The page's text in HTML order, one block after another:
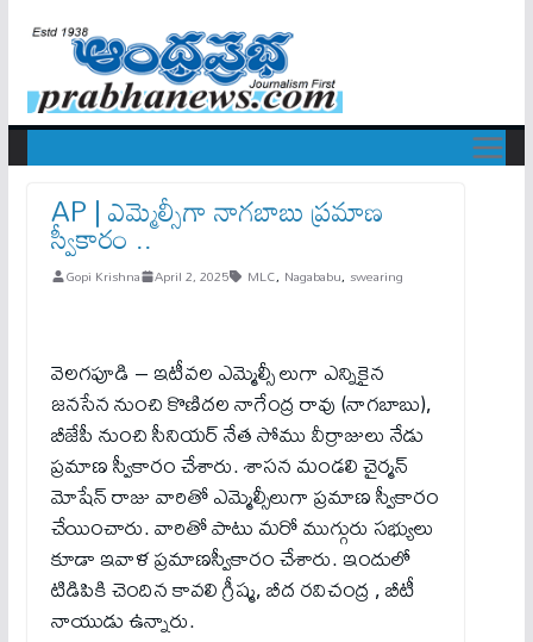
AP | ఎమ్మెల్సీగా నాగ‌బాబు ప్ర‌మాణ
స్వీకారం ..
Gopi Krishna April 2, 2025 MLC, Nagababu, swearing
వెల‌గ‌పూడి – ఇటీవ‌ల ఎమ్మెల్సీ లుగా ఎన్నికైన
జనసేన నుంచి కొణిదల నాగేంద్ర రావు (నాగబాబు),
బీజేపీ నుంచి సీనియర్ నేత సోము వీర్రాజులు నేడు
ప్ర‌మాణ స్వీకారం చేశారు. శాసన మండలి చైర్మన్
మోషేన్ రాజు వారితో ఎమ్మెల్సీలుగా ప్రమాణ స్వీకారం
చేయించారు. వారితో పాటు మరో ముగ్గురు సభ్యులు
కూడా ఇవాళ ప్రమాణస్వీకారం చేశారు. ఇందులో
టిడిపికి చెందిన కావలి గ్రీష్మ, బీద రవిచంద్ర , బీటీ
నాయుడు ఉన్నారు.